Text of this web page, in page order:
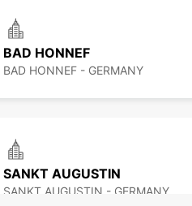
BAD HONNEF
BAD HONNEF - GERMANY
SANKT AUGUSTIN
SANKT AUGUSTIN - GERMANY